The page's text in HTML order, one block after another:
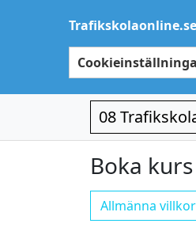
Trafikskolaonline.se
08
Boka kurs
Allmänna villkor